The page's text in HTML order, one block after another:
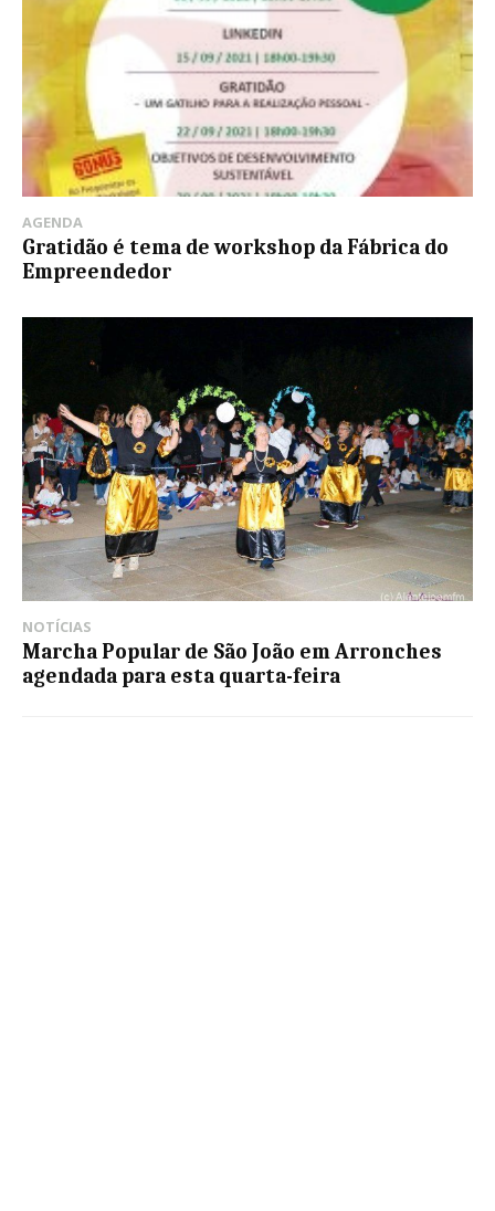
AGENDA
Gratidão é tema de workshop da Fábrica do
Empreendedor
NOTÍCIAS
Marcha Popular de São João em Arronches
agendada para esta quarta-feira